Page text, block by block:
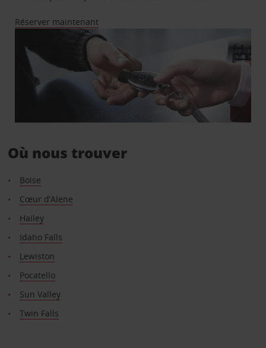
Réserver maintenant
Où nous trouver
Boise
Cœur d’Alene
Hailey
Idaho Falls
Lewiston
Pocatello
Sun Valley
Twin Falls